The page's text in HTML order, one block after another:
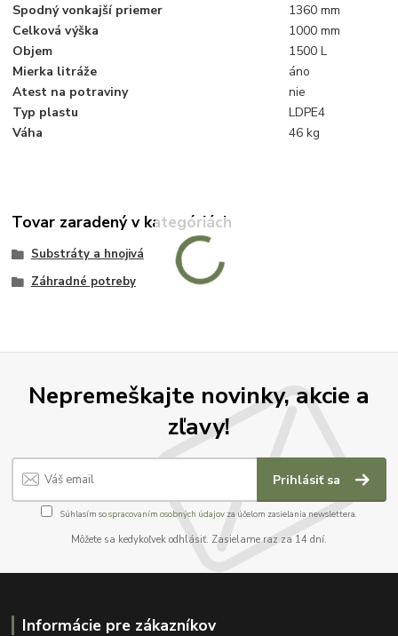
Spodný vonkajší priemer
1360 mm
Celková výška
1000 mm
Objem
1500 L
Mierka litráže
áno
Atest na potraviny
nie
Typ plastu
LDPE4
Váha
46 kg
Tovar zaradený v kategóriách
Substráty a hnojivá
Záhradné potreby
Nepremeškajte novinky, akcie a
zľavy!
Prihlásiť sa
Súhlasím sospracovaním osobných údajov za účelom zasielania newslettera.
Môžete sa kedykoľvek odhlásiť. Zasielame raz za 14 dní.
Informácie pre zákazníkov